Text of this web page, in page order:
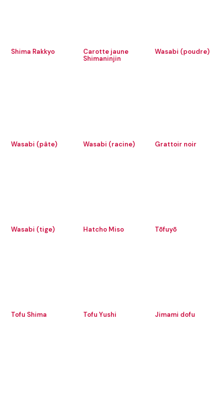
Shima Rakkyo
Carotte jaune
Shimaninjin
Wasabi (poudre)
Wasabi (pâte) Wasabi (racine) Grattoir noir
Wasabi (tige) Hatcho Miso Tōfuyō
Tofu Shima Tofu Yushi Jimami dofu